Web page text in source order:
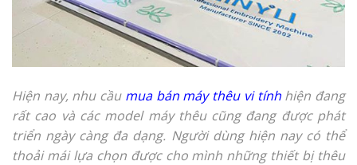
Hiện nay, nhu cầu mua bán máy thêu vi tính hiện đang
rất cao và các model máy thêu cũng đang được phát
triển ngày càng đa dạng. Người dùng hiện nay có thể
thoải mái lựa chọn được cho mình những thiết bị thêu